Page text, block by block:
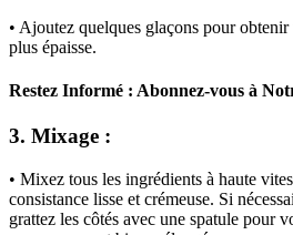
• Ajoutez quelques glaçons pour
plus épaisse.
Restez Informé : Abonnez-vous à
3. Mixage :
• Mixez tous les ingrédients à haute
consistance lisse et crémeuse. Si
grattez les côtés avec une spatule pour